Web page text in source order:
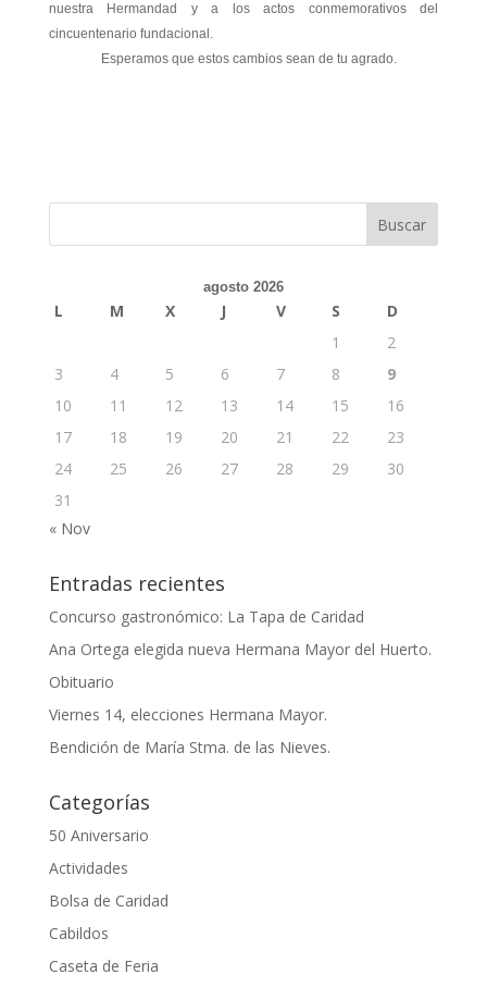
nuestra Hermandad y a los actos conmemorativos del
cincuentenario fundacional.
Esperamos que estos cambios sean de tu agrado.
agosto 2026
L M X J V S
D
1
2
3
4 5 6 7 8
9
10
11 12 13 14 15
16
17
18 19 20 21 22
23
24
25 26 27 28 29
30
31
« Nov
Entradas recientes
Concurso gastronómico: La Tapa de Caridad
Ana Ortega elegida nueva Hermana Mayor del Huerto.
Obituario
Viernes 14, elecciones Hermana Mayor.
Bendición de María Stma. de las Nieves.
Categorías
50 Aniversario
Actividades
Bolsa de Caridad
Cabildos
Caseta de Feria